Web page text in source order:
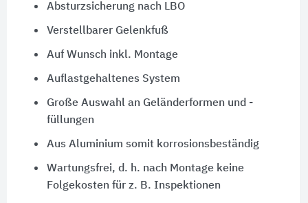
Absturzsicherung nach LBO
Verstellbarer Gelenkfuß
Auf Wunsch inkl. Montage
Auflastgehaltenes System
Große Auswahl an Geländerformen und -
füllungen
Aus Aluminium somit korrosionsbeständig
Wartungsfrei, d. h. nach Montage keine
Folgekosten für z. B. Inspektionen